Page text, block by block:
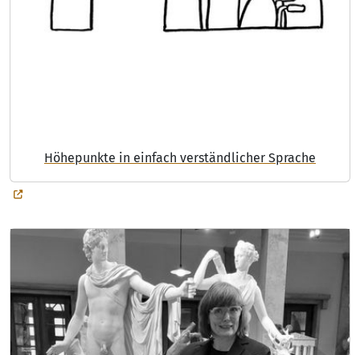
Höhepunkte in einfach verständlicher Sprache